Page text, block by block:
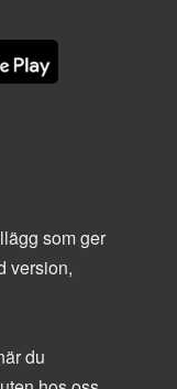
som ger
version,
du